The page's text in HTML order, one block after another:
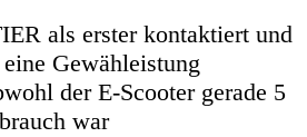
als erster kontaktiert und
Gewähleistung
der E-Scooter gerade 5
war